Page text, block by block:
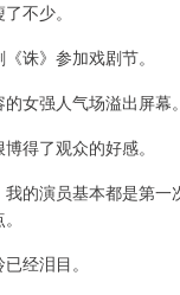
不少。
诛》参加戏剧节。
女强人气场溢出屏幕。
得了观众的好感。
的演员基本都是第
经泪目。